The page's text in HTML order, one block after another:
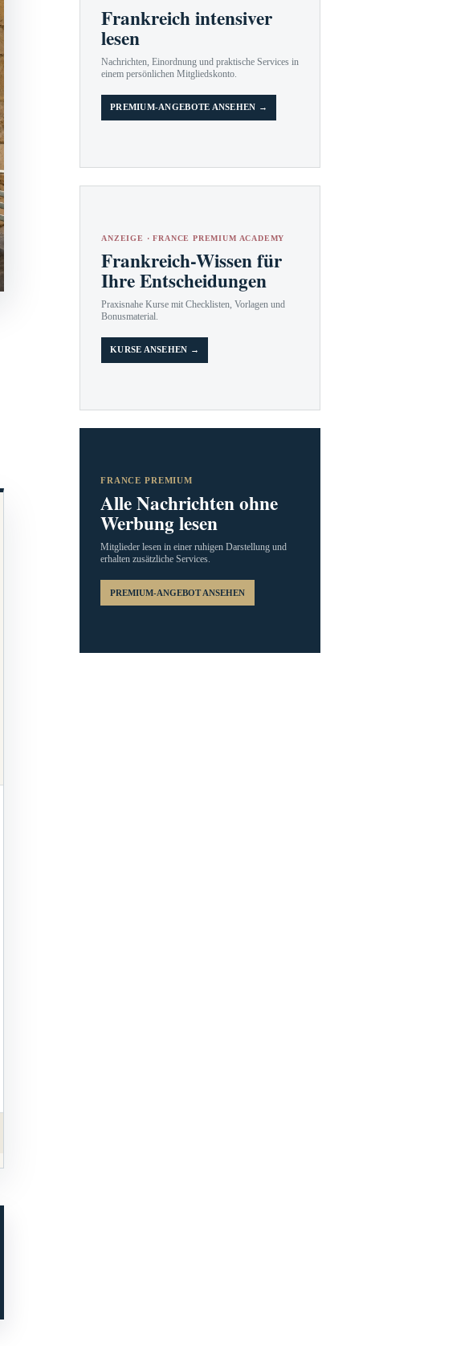
Frankreich intensiver
lesen
Nachrichten, Einordnung und praktische Services in
einem persönlichen Mitgliedskonto.
PREMIUM-ANGEBOTE ANSEHEN →
ANZEIGE · FRANCE PREMIUM ACADEMY
Frankreich-Wissen für
Ihre Entscheidungen
Praxisnahe Kurse mit Checklisten, Vorlagen und
Bonusmaterial.
KURSE ANSEHEN →
FRANCE PREMIUM
Alle Nachrichten ohne
Werbung lesen
Mitglieder lesen in einer ruhigen Darstellung und
erhalten zusätzliche Services.
PREMIUM-ANGEBOT ANSEHEN